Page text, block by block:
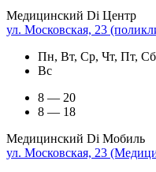
Медицинский Di Центр
ул. Московская, 23
Пн, Вт, Ср, Чт, Пт, Сб
Вс
8 — 20
8 — 18
Медицинский Di Мобиль
ул. Московская, 23